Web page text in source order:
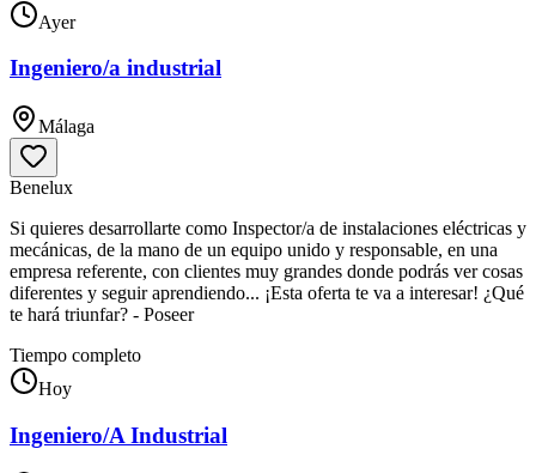
Ayer
Ingeniero/a industrial
Málaga
Benelux
Si quieres desarrollarte como Inspector/a de instalaciones eléctricas y
mecánicas, de la mano de un equipo unido y responsable, en una
empresa referente, con clientes muy grandes donde podrás ver cosas
diferentes y seguir aprendiendo... ¡Esta oferta te va a interesar! ¿Qué
te hará triunfar? - Poseer
Tiempo completo
Hoy
Ingeniero/A Industrial